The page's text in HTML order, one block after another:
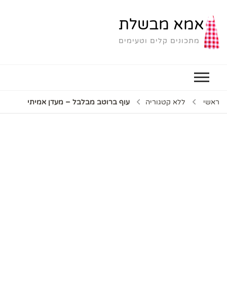
אמא מבשלת
מתכונים קלים וטעימים
ראשי ללא קטגוריה עוף ברוטב מבלבל – מעדן אמיתי